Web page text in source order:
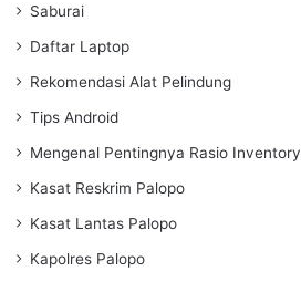
Saburai
Daftar Laptop
Rekomendasi Alat Pelindung
Tips Android
Mengenal Pentingnya Rasio Inventory
Kasat Reskrim Palopo
Kasat Lantas Palopo
Kapolres Palopo